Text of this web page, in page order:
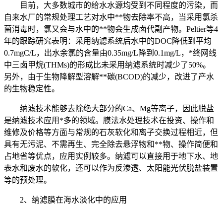
目前，大多数城市的给水水源均受到不同程度的污染，而
自来水厂的常规处理工艺对水中**物去除率不高，当采用氯杀
菌消毒时，氯又会与水中的**物会生成卤代副产物。Peltier等4
年的跟踪研究表明：采用纳滤系统后水中的DOC降低到平均
0.7mgC/L，出水余氯的含量由0.35mg/L降到0.1mg/L，*终网线
中三卤甲烷(THMs)的形成比未采用纳滤系统时减少了50%。
另外，由于生物降解型溶解**碳(BCOD)的减少，改进了产水
的生物稳定性。
纳滤技术能够去除绝大部分的Ca、Mg等离子，因此脱盐
是纳滤技术应用*多的领域。膜法水处理技术在投资、操作和
维修及价格等方面与常规的石灰软化和离子交换过程相近，但
具有无污泥、不需再生、完全除去悬浮物和**物、操作简便和
占地省等优点，应用实例较多。纳滤可以直接用于地下水、地
表水和废水的软化，还可以作为反渗透、太阳能光伏脱盐装置
等的预处理。
2、纳滤膜在海水淡化中的应用